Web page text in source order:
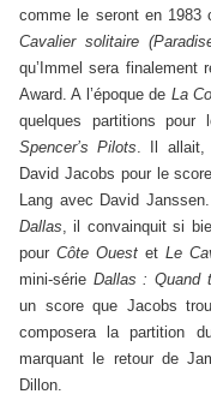
comme le seront en 1983
Cavalier solitaire
qu’Immel sera finalement
Award. A l’époque de La
quelques partitions
Spencer’s Pilots. Il allait,
David Jacobs pour le
Lang avec David
Dallas, il convainquit si
pour Côte Ouest et Le
mini-série Dallas : Quand
un score que Jacobs
composera la partition
marquant le retour de
Dillon.